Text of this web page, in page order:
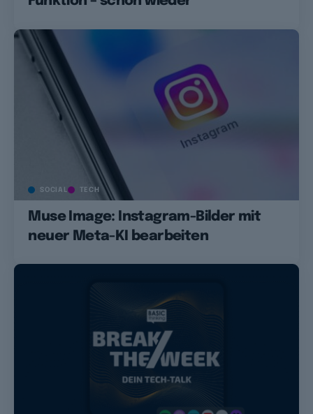
SOCIAL TECH
Muse Image: Instagram-Bilder mit
neuer Meta-KI bearbeiten